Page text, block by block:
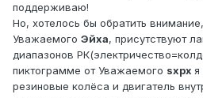
поддерживаю!
Но, хотелось бы обратить
Уважаемого Эйха, присутствуют
диапазонов
пиктограмме от Уважаемого sxpx я
резиновые колёса и двигатель